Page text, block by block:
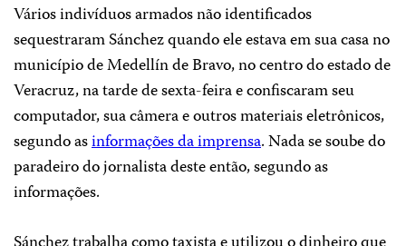
Vários indivíduos armados não identificados
sequestraram Sánchez quando ele estava em sua casa no
município de Medellín de Bravo, no centro do estado de
Veracruz, na tarde de sexta-feira e confiscaram seu
computador, sua câmera e outros materiais eletrônicos,
segundo asinformações da imprensa. Nada se soube do
paradeiro do jornalista deste então, segundo as
informações.